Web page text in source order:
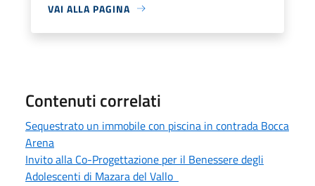
VAI ALLA PAGINA
Contenuti correlati
Sequestrato un immobile con piscina in contrada Bocca
Arena
Invito alla Co-Progettazione per il Benessere degli
Adolescenti di Mazara del Vallo